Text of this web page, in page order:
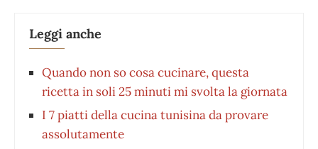
Leggi anche
Quando non so cosa cucinare, questa
ricetta in soli 25 minuti mi svolta la giornata
I 7 piatti della cucina tunisina da provare
assolutamente